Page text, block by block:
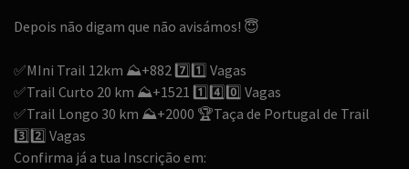
Depois não digam que não avisámos! 😇
✅MIni Trail 12km ⛰️+882 7️⃣ 1️⃣ Vagas
✅Trail Curto 20 km ⛰️+1521 1️⃣ 4️⃣ 0️⃣ Vagas
✅Trail Longo 30 km ⛰️+2000 🏆Taça de Portugal de Trail
3️⃣ 2️⃣ Vagas
Confirma já a tua Inscrição em: